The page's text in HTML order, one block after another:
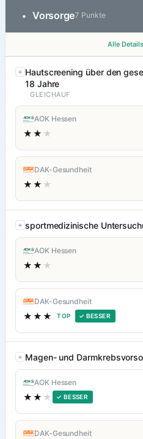
• Vorsorge7 Punkte
Alle
Hautscreening über den
18 Jahre
GLEICHAUF
AOK Hessen
★★ ★
DAK-Gesundheit
★★ ★
sportmedizinische
AOK Hessen
★★ ★
DAK-Gesundheit
★★★ TOP ✓ BESSER
Magen- und
AOK Hessen
★★ ★ ✓ BESSER
DAK-Gesundheit